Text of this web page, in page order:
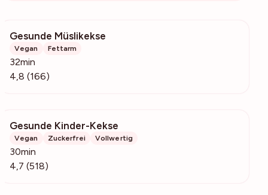
Gesunde Müslikekse
Vegan Fettarm
32min
4,8 (166)
Gesunde Kinder-Kekse
Vegan Zuckerfrei Vollwertig
30min
4,7 (518)